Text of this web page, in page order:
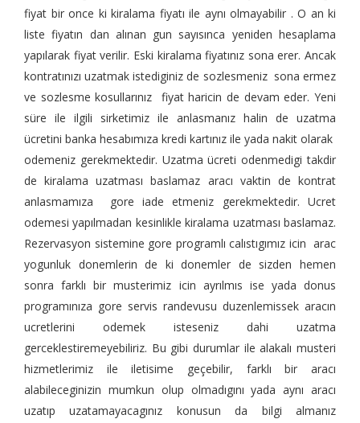
fiyat bir once ki kiralama fiyatı ile aynı olmayabilir . O an ki
liste fiyatın dan alınan gun sayısınca yeniden hesaplama
yapılarak fiyat verilir. Eski kiralama fiyatınız sona erer. Ancak
kontratınızı uzatmak istediginiz de sozlesmeniz sona ermez
ve sozlesme kosullarınız fiyat haricin de devam eder. Yeni
süre ile ilgili sirketimiz ile anlasmanız halin de uzatma
ücretini banka hesabımıza kredi kartınız ile yada nakit olarak
odemeniz gerekmektedir. Uzatma ücreti odenmedigi takdir
de kiralama uzatması baslamaz aracı vaktin de kontrat
anlasmamıza gore iade etmeniz gerekmektedir. Ucret
odemesi yapılmadan kesinlikle kiralama uzatması baslamaz.
Rezervasyon sistemine gore programlı calıstıgımız icin arac
yogunluk donemlerin de ki donemler de sizden hemen
sonra farklı bir musterimiz icin ayrılmıs ise yada donus
programınıza gore servis randevusu duzenlemissek aracın
ucretlerini odemek isteseniz dahi uzatma
gerceklestiremeyebiliriz. Bu gibi durumlar ile alakalı musteri
hizmetlerimiz ile iletisime geçebilir, farklı bir aracı
alabileceginizin mumkun olup olmadıgını yada aynı aracı
uzatıp uzatamayacagınız konusun da bilgi almanız